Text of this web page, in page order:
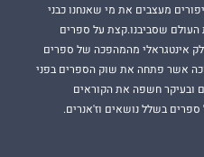
מעצבים את מי שאנחנו כבני
העולם שסביבנו.קצת על ספרים
אינטגראלי מהמהפכה של ספרים
אשר פתחה את שוק הספרים בפני
ובעיקר חשפה את הקוראים
בשלל נושאים וז'אנרים.